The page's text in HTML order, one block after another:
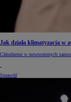
Jak działa klimatyzacja w
Chłodzenie w nowoczesnych
Sprawdź